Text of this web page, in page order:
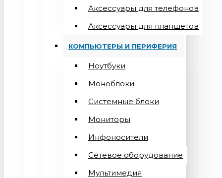
Аксессуары для телефонов
Аксессуары для планшетов
КОМПЬЮТЕРЫ И ПЕРИФЕРИЯ
Ноутбуки
Моноблоки
Системные блоки
Мониторы
Инфоносители
Сетевое оборудование
Мультимедия